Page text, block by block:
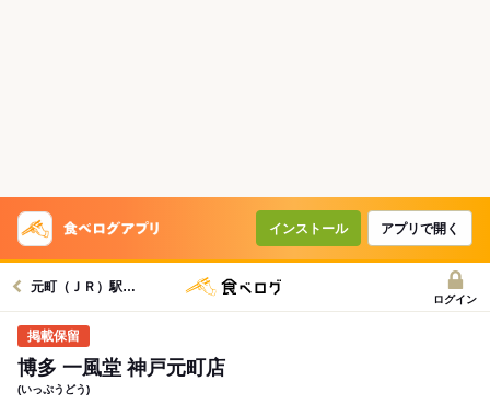
インストール アプリで開く
元町（ＪＲ）駅グルメへ
ログイン
博多 一風堂 神戸元町店
(いっぷうどう)